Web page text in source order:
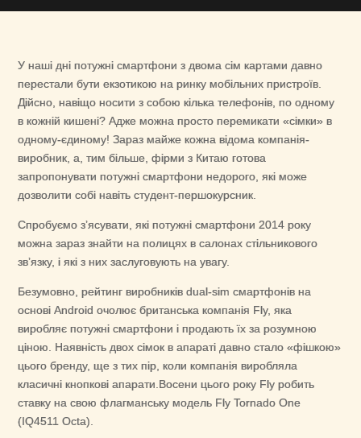
У наші дні потужні смартфони з двома сім картами давно
перестали бути екзотикою на ринку мобільних пристроїв.
Дійсно, навіщо носити з собою кілька телефонів, по одному
в кожній кишені? Адже можна просто перемикати «сімки» в
одному-єдиному! Зараз майже кожна відома компанія-
виробник, а, тим більше, фірми з Китаю готова
запропонувати потужні смартфони недорого, які може
дозволити собі навіть студент-першокурсник.
Спробуємо з’ясувати, які потужні смартфони 2014 року
можна зараз знайти на полицях в салонах стільникового
зв’язку, і які з них заслуговують на увагу.
Безумовно, рейтинг виробників dual-sim смартфонів на
основі Android очолює британська компанія Fly, яка
виробляє потужні смартфони і продають їх за розумною
ціною. Наявність двох сімок в апараті давно стало «фішкою»
цього бренду, ще з тих пір, коли компанія виробляла
класичні кнопкові апарати.Восени цього року Fly робить
ставку на свою флагманську модель Fly Tornado One
(IQ4511 Octa).